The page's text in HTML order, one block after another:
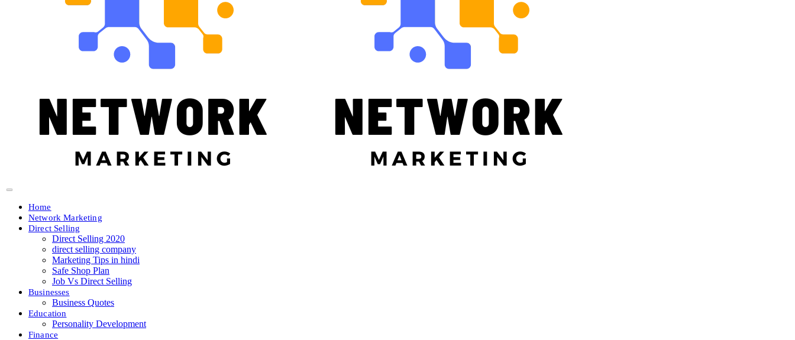
Home
Network Marketing
Direct Selling
Direct Selling 2020
direct selling company
Marketing Tips in hindi
Safe Shop Plan
Job Vs Direct Selling
Businesses
Business Quotes
Education
Personality Development
Finance